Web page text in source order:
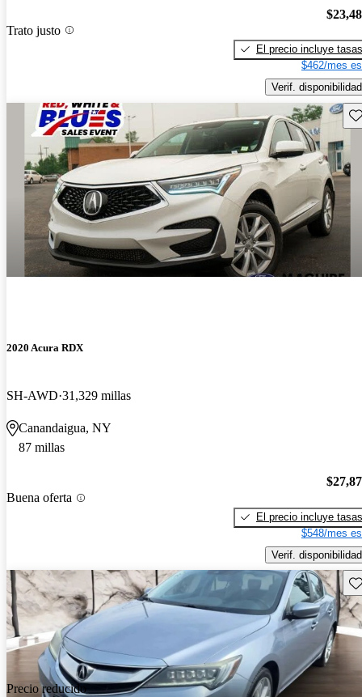
Trato justo
El precio incluye tasas
$462/mes
Verif. disponibilidad
2020 Acura RDX
SH-AWD 31,329 millas
Canandaigua, NY
87 millas
Buena oferta
El precio incluye tasas
$548/mes
Verif. disponibilidad
Precio reducido